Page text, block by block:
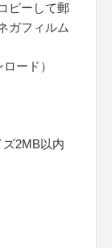
ピーして郵
ガフィルム
ード）
2MB以内